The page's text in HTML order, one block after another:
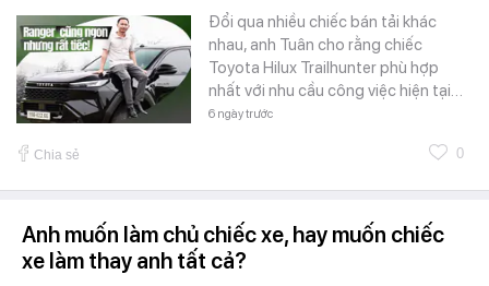
Đổi qua nhiều chiếc bán tải khác
nhau, anh Tuân cho rằng chiếc
Toyota Hilux Trailhunter phù hợp
nhất với nhu cầu công việc hiện tại…
6 ngày trước
Chia sẻ 0
Anh muốn làm chủ chiếc xe, hay muốn chiếc
xe làm thay anh tất cả?